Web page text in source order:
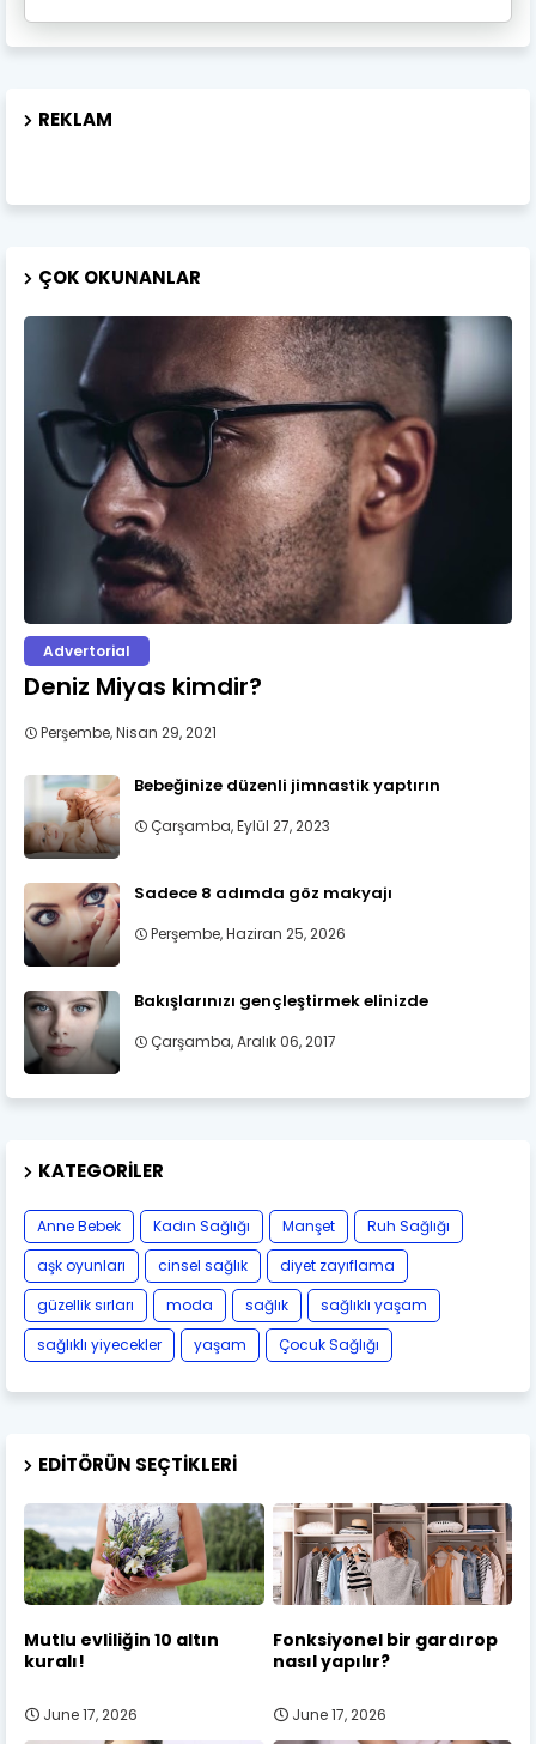
REKLAM
ÇOK OKUNANLAR
Advertorial
Deniz Miyas kimdir?
Perşembe, Nisan 29, 2021
Bebeğinize düzenli jimnastik yaptırın
Çarşamba, Eylül 27, 2023
Sadece 8 adımda göz makyajı
Perşembe, Haziran 25, 2026
Bakışlarınızı gençleştirmek elinizde
Çarşamba, Aralık 06, 2017
KATEGORILER
Anne Bebek Kadın Sağlığı Manşet
Ruh Sağlığı
aşk oyunları
cinsel sağlık
diyet zayıflama
güzellik sırları
moda sağlık
sağlıklı yaşam
sağlıklı yiyecekler
yaşam Çocuk Sağlığı
EDITÖRÜN SEÇTIKLERI
Mutlu evliliğin 10 altın
kuralı!
June 17, 2026
Fonksiyonel bir gardırop
nasıl yapılır?
June 17, 2026